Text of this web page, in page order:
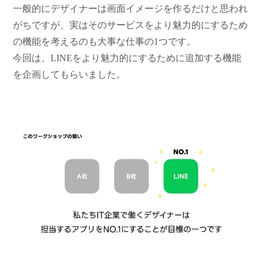
一般的にデザイナーは画面イメージを作るだけと思われ
がちですが、実はそのサービスをより魅力的にするため
の機能を考えるのも大事な仕事の1つです。
今回は、LINEをより魅力的にするために追加する機能
を企画してもらいました。